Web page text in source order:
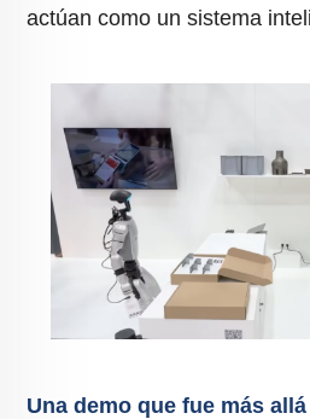
actúan como un sistema
Una demo que fue más